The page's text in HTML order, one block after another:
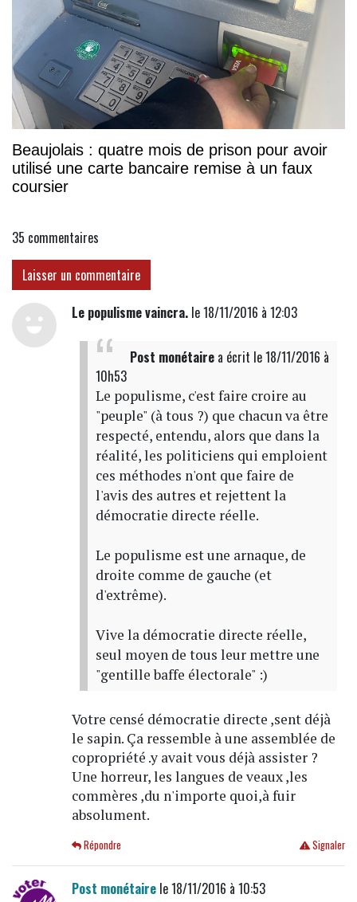
Beaujolais : quatre mois de prison pour avoir
utilisé une carte bancaire remise à un faux
coursier
35 commentaires
Laisser un commentaire
Le populisme vaincra.le 18/11/2016 à 12:03
Post monétairea écrit le 18/11/2016 à
10h53
Le populisme, c'est faire croire au
"peuple" (à tous ?) que chacun va être
respecté, entendu, alors que dans la
réalité, les politiciens qui emploient
ces méthodes n'ont que faire de
l'avis des autres et rejettent la
démocratie directe réelle.
Le populisme est une arnaque, de
droite comme de gauche (et
d'extrême).
Vive la démocratie directe réelle,
seul moyen de tous leur mettre une
"gentille baffe électorale" :)
Votre censé démocratie directe ,sent déjà
le sapin. Ça ressemble à une assemblée de
copropriété .y avait vous déjà assister ?
Une horreur, les langues de veaux ,les
commères ,du n'importe quoi,à fuir
absolument.
Signaler
Répondre
Post monétairele 18/11/2016 à 10:53